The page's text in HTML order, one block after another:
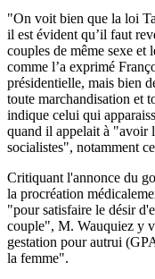
"On voit bien que la loi
il est évident qu’il faut
couples de même sexe et
comme l’a exprimé
présidentielle, mais bien
toute marchandisation et
indique celui qui
quand il appelait à "avoir
socialistes", notamment
Critiquant l'annonce du
la procréation
"pour satisfaire le désir
couple", M. Wauquiez y
gestation pour autrui
la femme".